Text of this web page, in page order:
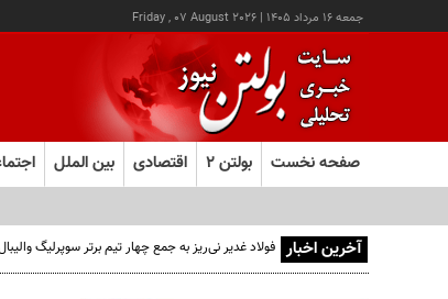
جمعه ۱۶ مرداد ۱۴۰۵ |
Friday , 07 August 2026
صفحه نخست بولتن ۲ اقتصادی بین الملل
آخرین اخبار فولاد غدیر نی‌ریز به جمع چهار تیم برتر سوپرلیگ